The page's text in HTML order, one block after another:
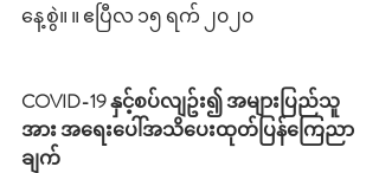
နေ့စွဲ။ ။ ဧပြီလ ၁၅ ရက် ၂၀၂၀
COVID-19 နှင့်စပ်လျဥ်း၍ အများပြည်သူ
အား အရေးပေါ်အသိပေးထုတ်ပြန်ကြေညာ
ချက်